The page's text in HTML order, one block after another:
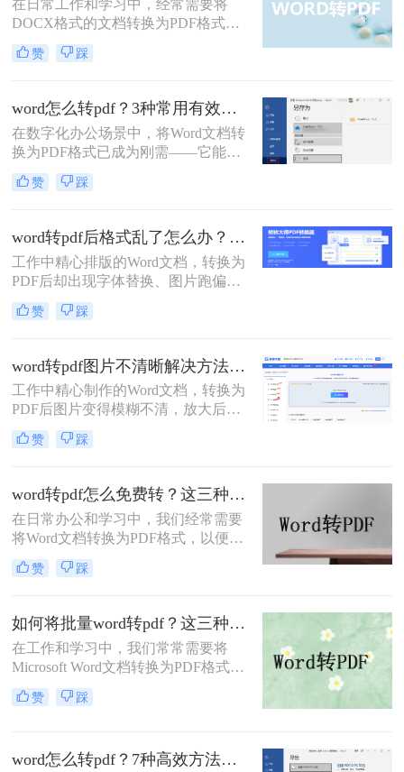
置差异而出现排版错乱。因此，将
Word文档转换为PDF是一项高频且至
关重要的技能。那么word文档怎么转
换pdf呢？
在日常工作和学习中，经常需要将
DOCX格式的文档转换为PDF格式，
以确保在不同设备和软件上的格式一
致性。那么docx怎么转换成pdf呢？本
方法。
赞 踩
word怎么转pdf？3种常用有效方法！
在数字化办公场景中，将Word文档转
换为PDF格式已成为刚需——它能确
保文档格式稳定、防止篡改，同时便
于跨平台共享与打印。那么word怎么
告干扰的转换方案，精选3种被百度
搜索收录率高的方法。每个步骤均经
实测验证，附带操作图标指引，助你
10分钟内搞定转换，避免踩坑！
赞 踩
word转pdf后格式乱了怎么办？5种高效修复方法（2026实测指南）
工作中精心排版的Word文档，转换为
PDF后却出现字体替换、图片跑偏、
表格错位、页数增多等"排版灾难"，
不仅影响专业形象，更可能因格式问
转！那么word转pdf后格式乱了怎么办
呢？本文直击痛点，提供可立即执行
的修复方案，助您10分钟内恢复完美
排版！
赞 踩
word转pdf图片不清晰解决方法：5种高清转换方法（2026实测指南）
工作中精心制作的Word文档，转换为
PDF后图片变得模糊不清，放大后出
现马赛克、细节丢失……这些"清晰
度灾难"不仅影响专业形象，更可能
忍受模糊图片！本文直击痛点，提供
可立即执行的word转pdf图片不清晰解
决方法，助您10分钟内获得印刷级清
晰度！
赞 踩
word转pdf怎么免费转？这三种方法很好用！
在日常办公和学习中，我们经常需要
将Word文档转换为PDF格式，以便在
不同设备和平台上保持一致的排版和
可读性。虽然市面上有很多专业的
寻找免费的方法来实现Word转PDF。
那么word转pdf怎么免费转呢？下面，
我们将介绍几种免费转换Word为PDF
的方法。
赞 踩
如何将批量word转pdf？这三种方法都可以实现批量转换
在工作和学习中，我们常常需要将
Microsoft Word文档转换为PDF格式，
以确保文档的布局和格式在任何设备
上都能保持一致。手动逐个转换多个
向您介绍几种批量将Word文档转换为
赞 踩
word怎么转pdf？7种高效方法详解！